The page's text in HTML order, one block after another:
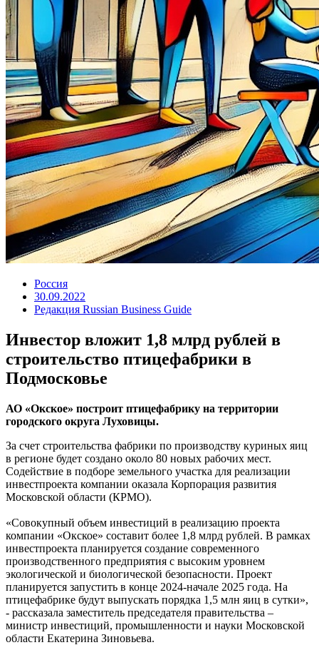
Россия
30.09.2022
Редакция Russian Business Guide
Инвестор вложит 1,8 млрд рублей в
строительство птицефабрики в
Подмосковье
АО «Окское» построит птицефабрику на территории
городского округа Луховицы.
За счет строительства фабрики по производству куриных яиц
в регионе будет создано около 80 новых рабочих мест.
Содействие в подборе земельного участка для реализации
инвестпроекта компании оказала Корпорация развития
Московской области (КРМО).
«Совокупный объем инвестиций в реализацию проекта
компании «Окское» составит более 1,8 млрд рублей. В рамках
инвестпроекта планируется создание современного
производственного предприятия с высоким уровнем
экологической и биологической безопасности. Проект
планируется запустить в конце 2024-начале 2025 года. На
птицефабрике будут выпускать порядка 1,5 млн яиц в сутки»,
- рассказала заместитель председателя правительства –
министр инвестиций, промышленности и науки Московской
области Екатерина Зиновьева.